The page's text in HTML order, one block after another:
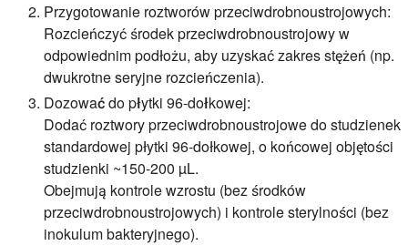
Przygotowanie roztworów przeciwdrobnoustrojowych:
Rozcieńczyć środek przeciwdrobnoustrojowy w
odpowiednim podłożu, aby uzyskać zakres stężeń (np.
dwukrotne seryjne rozcieńczenia).
Dozować do płytki 96-dołkowej:
Dodać roztwory przeciwdrobnoustrojowe do studzienek
standardowej płytki 96-dołkowej, o końcowej objętości
studzienki ~150-200 µL.
Obejmują kontrole wzrostu (bez środków
przeciwdrobnoustrojowych) i kontrole sterylności (bez
inokulum bakteryjnego).